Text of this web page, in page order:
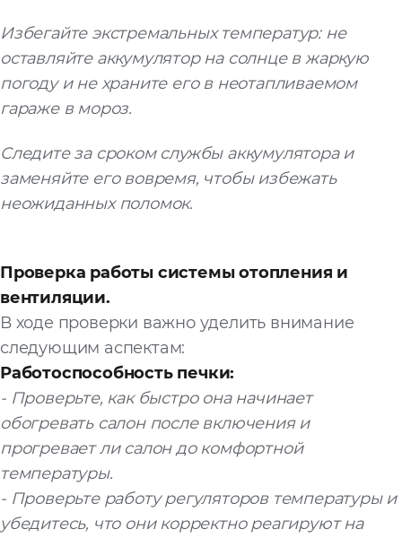
Избегайте экстремальных температур: не
оставляйте аккумулятор на солнце в жаркую
погоду и не храните его в неотапливаемом
гараже в мороз.
Следите за сроком службы аккумулятора и
заменяйте его вовремя, чтобы избежать
неожиданных поломок.
Проверка работы системы отопления и
вентиляции.
В ходе проверки важно уделить внимание
следующим аспектам:
Работоспособность печки:
- Проверьте, как быстро она начинает
обогревать салон после включения и
прогревает ли салон до комфортной
температуры.
- Проверьте работу регуляторов температуры и
убедитесь, что они корректно реагируют на